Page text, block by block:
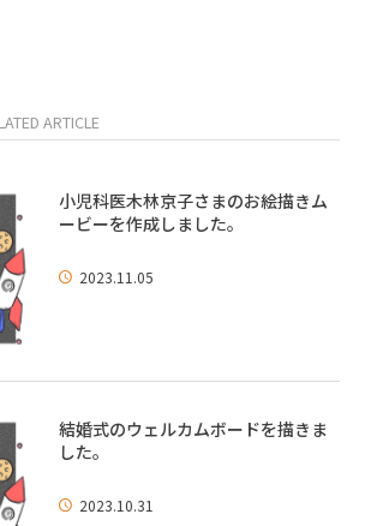
ARTICLE
小児科医木林京子さまのお絵描きム
ービーを作成しました。
2023.11.05
結婚式のウェルカムボードを描きま
した。
2023.10.31